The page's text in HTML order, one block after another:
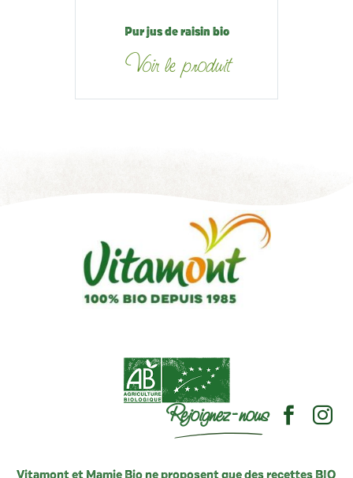
Pur jus de raisin bio
Voir le produit
Rejoignez-nous
Vitamont et Mamie Bio ne proposent que des recettes BIO